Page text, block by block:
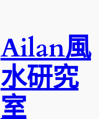
Ailan風
水研究
室